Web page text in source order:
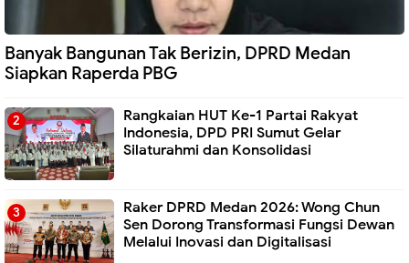
Banyak Bangunan Tak Berizin, DPRD Medan
Siapkan Raperda PBG
Rangkaian HUT Ke-1 Partai Rakyat
Indonesia, DPD PRI Sumut Gelar
Silaturahmi dan Konsolidasi
Raker DPRD Medan 2026: Wong Chun
Sen Dorong Transformasi Fungsi Dewan
Melalui Inovasi dan Digitalisasi